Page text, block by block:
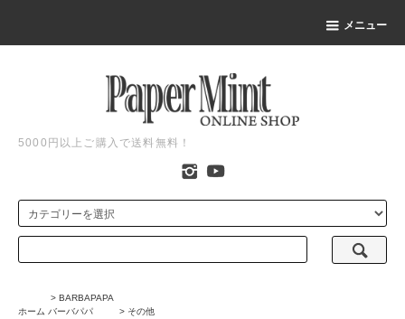
メニュー
5000円以上ご購入で送料無料！
ホーム
> BARBAPAPA
バーバパパ
> その他